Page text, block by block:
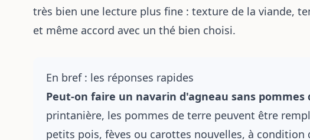
très bien une lecture plus fine : texture de la viande,
et même accord avec un thé bien choisi.
En bref : les réponses rapides
Peut-on faire un navarin d'agneau sans pommes
printanière, les pommes de terre peuvent être
petits pois, fèves ou carottes nouvelles, à